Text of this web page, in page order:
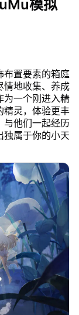
模拟
布置要素的箱庭
情地收集、养成
为一个刚进入精
精灵，体验更丰
与他们一起经历
独属于你的小天